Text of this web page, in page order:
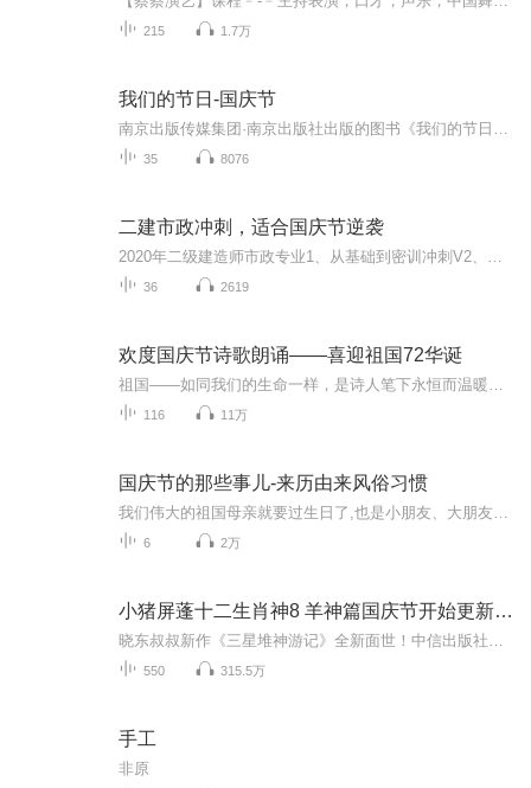
215 1.7万
我们的节日-国庆节
35 8076
二建市政冲刺，适合国庆节逆袭
36 2619
欢度国庆节诗歌朗诵——喜迎祖国72华诞
116 11万
国庆节的那些事儿-来历由来风俗习惯
6 2万
小猪屏蓬十二生肖神8 羊神篇国庆节开始更新啦！
550 315.5万
手工
非原